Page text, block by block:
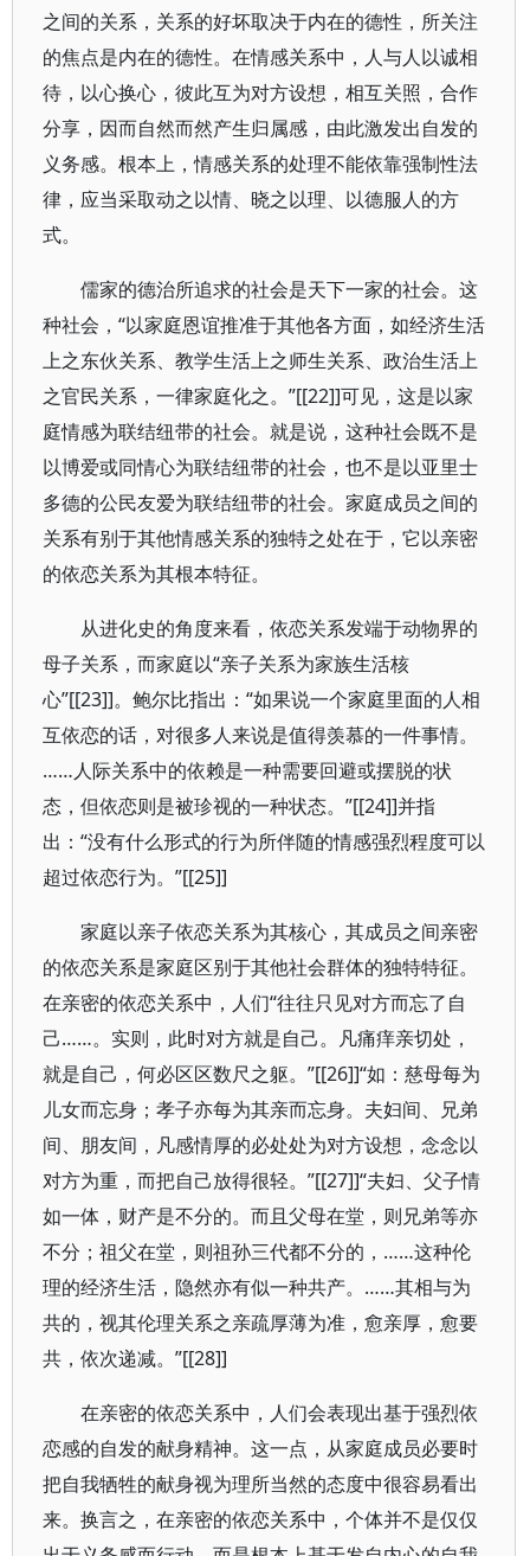
之间的关系，关系的好坏取决于内在的德性，所关注
的焦点是内在的德性。在情感关系中，人与人以诚相
待，以心换心，彼此互为对方设想，相互关照，合作
分享，因而自然而然产生归属感，由此激发出自发的
义务感。根本上，情感关系的处理不能依靠强制性法
律，应当采取动之以情、晓之以理、以德服人的方
式。
儒家的德治所追求的社会是天下一家的社会。这
种社会，“以家庭恩谊推准于其他各方面，如经济生活
上之东伙关系、教学生活上之师生关系、政治生活上
之官民关系，一律家庭化之。”[[22]]可见，这是以家
庭情感为联结纽带的社会。就是说，这种社会既不是
以博爱或同情心为联结纽带的社会，也不是以亚里士
多德的公民友爱为联结纽带的社会。家庭成员之间的
关系有别于其他情感关系的独特之处在于，它以亲密
的依恋关系为其根本特征。
从进化史的角度来看，依恋关系发端于动物界的
母子关系，而家庭以“亲子关系为家族生活核
心”[[23]]。鲍尔比指出：“如果说一个家庭里面的人相
互依恋的话，对很多人来说是值得羡慕的一件事情。
……人际关系中的依赖是一种需要回避或摆脱的状
态，但依恋则是被珍视的一种状态。”[[24]]并指
出：“没有什么形式的行为所伴随的情感强烈程度可以
超过依恋行为。”[[25]]
家庭以亲子依恋关系为其核心，其成员之间亲密
的依恋关系是家庭区别于其他社会群体的独特特征。
在亲密的依恋关系中，人们“往往只见对方而忘了自
己……。实则，此时对方就是自己。凡痛痒亲切处，
就是自己，何必区区数尺之躯。”[[26]]“如：慈母每为
儿女而忘身；孝子亦每为其亲而忘身。夫妇间、兄弟
间、朋友间，凡感情厚的必处处为对方设想，念念以
对方为重，而把自己放得很轻。”[[27]]“夫妇、父子情
如一体，财产是不分的。而且父母在堂，则兄弟等亦
不分；祖父在堂，则祖孙三代都不分的，……这种伦
理的经济生活，隐然亦有似一种共产。……其相与为
共的，视其伦理关系之亲疏厚薄为准，愈亲厚，愈要
共，依次递减。”[[28]]
在亲密的依恋关系中，人们会表现出基于强烈依
恋感的自发的献身精神。这一点，从家庭成员必要时
把自我牺牲的献身视为理所当然的态度中很容易看出
来。换言之，在亲密的依恋关系中，个体并不是仅仅